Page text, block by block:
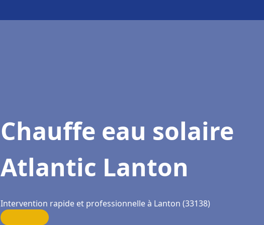
Chauffe eau solaire
Atlantic Lanton
Intervention rapide et professionnelle à Lanton (33138)